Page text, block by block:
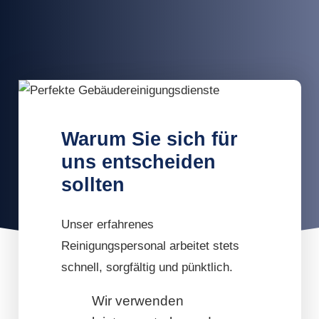
Warum Sie sich für
uns entscheiden
sollten
Unser erfahrenes
Reinigungspersonal arbeitet stets
schnell, sorgfältig und pünktlich.
Wir verwenden